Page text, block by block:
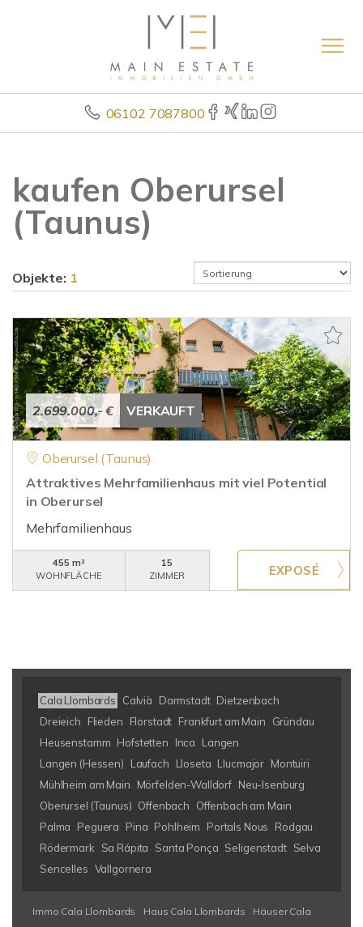
06102 7087800
kaufen Oberursel
(Taunus)
Objekte: 1
2.699.000,- € VERKAUFT
Oberursel (Taunus)
Attraktives Mehrfamilienhaus mit viel Potential
in Oberursel
Mehrfamilienhaus
455 m²
WOHNFLÄCHE
15
ZIMMER
Cala Llombards Calvià Darmstadt Dietzenbach
Dreieich
Flieden Florstadt Frankfurt am Main
Gründau
Heusenstamm Hofstetten Inca
Langen
Langen (Hessen)
Laufach Lloseta Llucmajor Montuiri
Mühlheim am Main
Mörfelden-Walldorf Neu-Isenburg
Oberursel (Taunus) Offenbach
Offenbach am Main
Palma
Peguera Pina Pohlheim Portals Nous
Rodgau
Rödermark
Sa Rápita Santa Ponça Seligenstadt Selva
Sencelles Vallgornera
Immo Cala Llombards Haus Cala Llombards
Häuser Cala